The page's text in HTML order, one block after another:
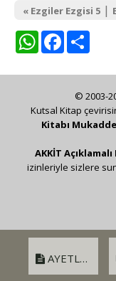
« Ezgiler Ezgisi 5 |
WhatsAppFacebook
AYETLER
© 2003-
Kutsal Kitap
Kitabı
AKKİT
izinleriyle sizlere